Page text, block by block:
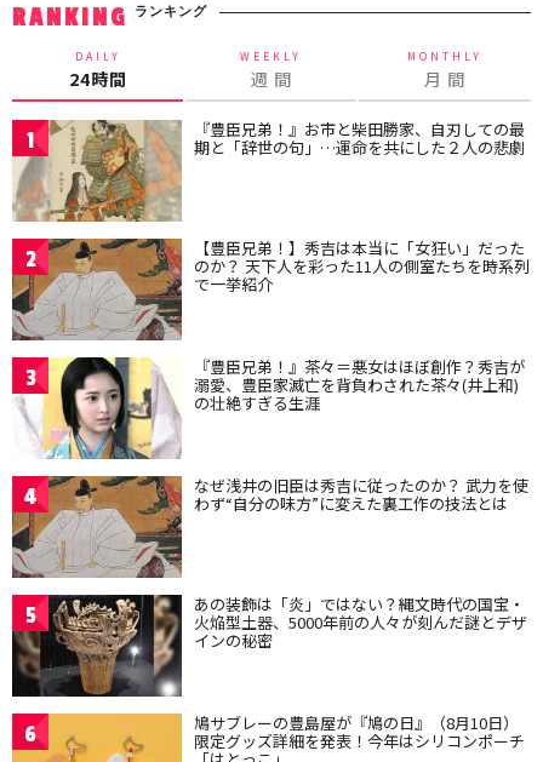
RANKING ランキング
DAILY
24時間
WEEKLY
週 間
MONTHLY
月 間
1 『豊臣兄弟！』お市と柴田勝家、自刃しての最
期と「辞世の句」…運命を共にした２人の悲劇
2 【豊臣兄弟！】秀吉は本当に「女狂い」だった
のか？ 天下人を彩った11人の側室たちを時系列
で一挙紹介
3 『豊臣兄弟！』茶々＝悪女はほぼ創作？秀吉が
溺愛、豊臣家滅亡を背負わされた茶々(井上和)
の壮絶すぎる生涯
4 なぜ浅井の旧臣は秀吉に従ったのか？ 武力を使
わず“自分の味方”に変えた裏工作の技法とは
5 あの装飾は「炎」ではない？縄文時代の国宝・
火焔型土器、5000年前の人々が刻んだ謎とデザ
インの秘密
6 鳩サブレーの豊島屋が『鳩の日』（8月10日）
限定グッズ詳細を発表！今年はシリコンポーチ